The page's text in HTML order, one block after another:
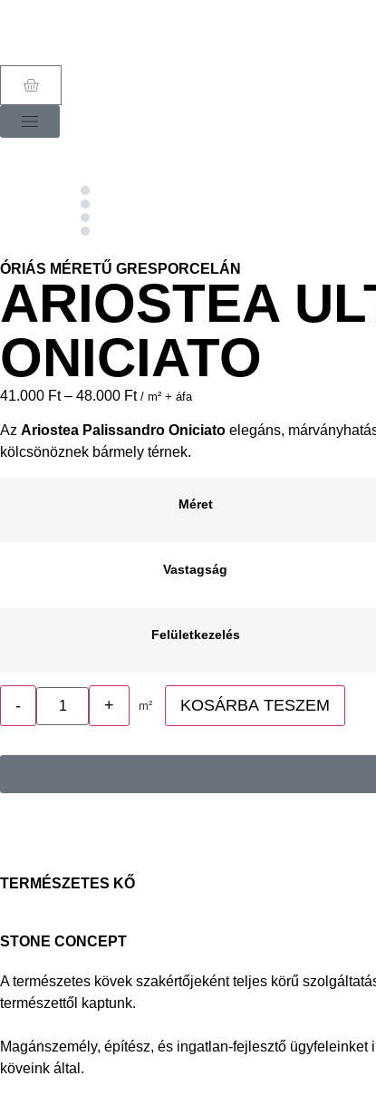
ÓRIÁS MÉRETŰ GRESPORCELÁN
ARIOSTEA
ONICIATO
41.000 Ft – 48.000 Ft/ m² + áfa
Az Ariostea Palissandro Oniciato elegáns,
kölcsönöznek bármely térnek.
Méret
Vastagság
Felületkezelés
- + m² KOSÁRBA TESZEM
TERMÉSZETES KŐ
STONE CONCEPT
A természetes kövek szakértőjeként teljes körű
természettől kaptunk.
Magánszemély, építész, és ingatlan-fejlesztő
köveink által.